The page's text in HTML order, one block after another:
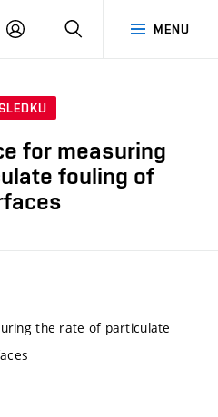
MENU
PŘIHLÁSIT
for measuring
fouling of
the rate of particulate